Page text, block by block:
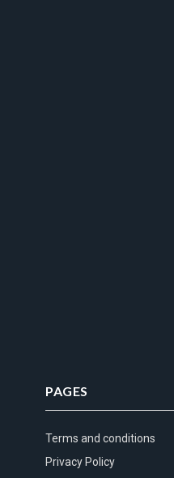
PAGES
Terms and conditions
Privacy Policy